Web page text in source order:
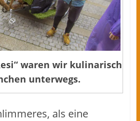
waren wir kulinarisch
unterwegs.
als eine